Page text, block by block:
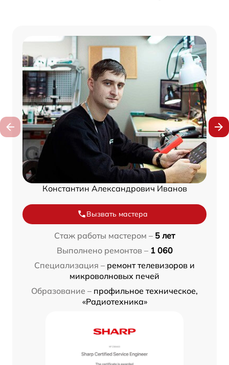
Константин Александрович Иванов
Вызвать мастера
Стаж работы мастером – 5 лет
Выполнено ремонтов – 1 060
Специализация – ремонт телевизоров и
микроволновых печей
Образование – профильное техническое,
«Радиотехника»